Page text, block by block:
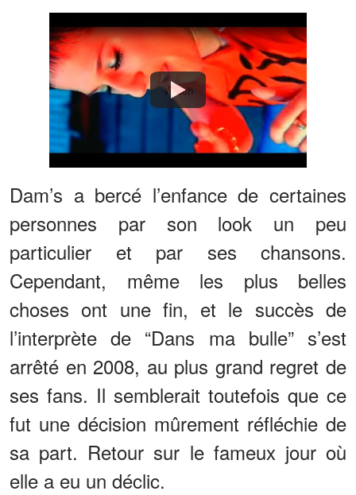
Watch
Dam’s a bercé l’enfance de certaines
personnes par son look un peu
particulier et par ses chansons.
Cependant, même les plus belles
choses ont une fin, et le succès de
l’interprète de “Dans ma bulle” s’est
arrêté en 2008, au plus grand regret de
ses fans. Il semblerait toutefois que ce
fut une décision mûrement réfléchie de
sa part. Retour sur le fameux jour où
elle a eu un déclic.